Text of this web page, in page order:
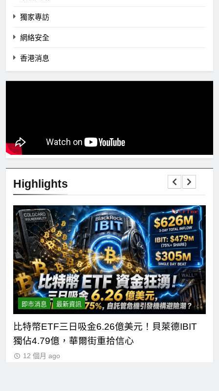
獨家專訪
網絡安全
香港消息
Highlights
即市消息 最新資訊
比特幣ETF三日吸金6.26億美元！貝萊德IBIT
獨佔4.79億，華爾街重拾信心
12 個月 ago